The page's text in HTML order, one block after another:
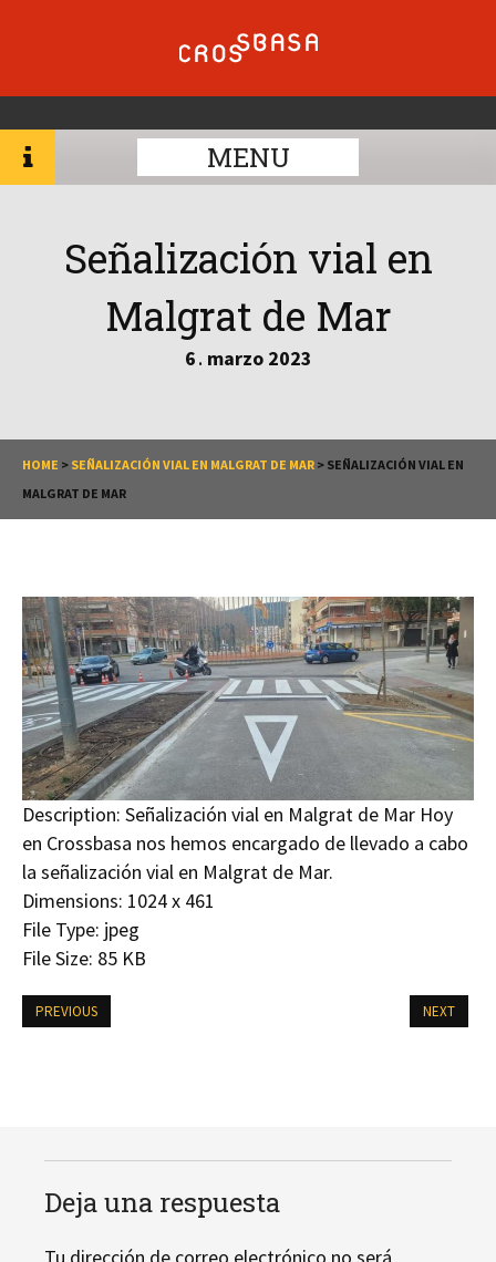
MENU
Señalización vial en
Malgrat de Mar
6 . marzo 2023
HOME > SEÑALIZACIÓN VIAL EN MALGRAT DE MAR > SEÑALIZACIÓN VIAL EN
MALGRAT DE MAR
Description: Señalización vial en Malgrat de Mar Hoy
en Crossbasa nos hemos encargado de llevado a cabo
la señalización vial en Malgrat de Mar.
Dimensions: 1024 x 461
File Type: jpeg
File Size: 85 KB
PREVIOUS NEXT
Deja una respuesta
Tu dirección de correo electrónico no será